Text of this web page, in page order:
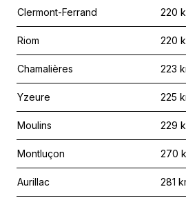
Clermont-Ferrand 220
Riom 220
Chamalières 223
Yzeure 225
Moulins 229
Montluçon 270
Aurillac 281